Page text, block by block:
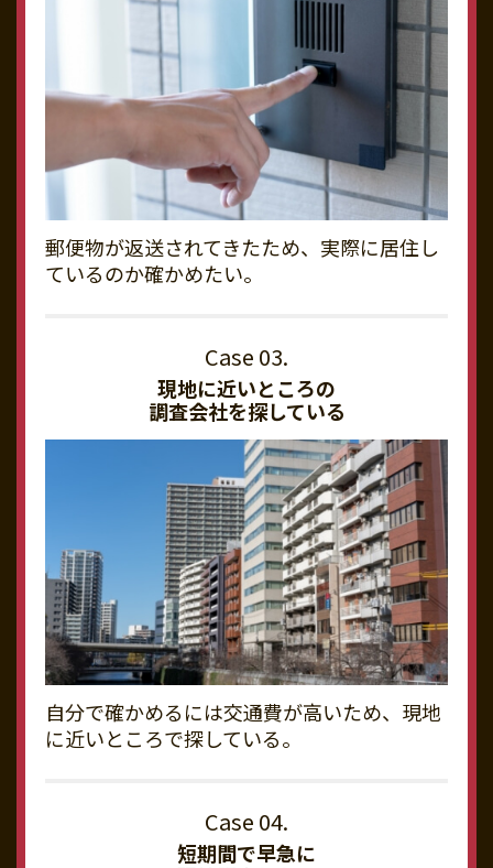
郵便物が返送されてきたため、実際に居住し
ているのか確かめたい。
現地に近いところの
調査会社を探している
自分で確かめるには交通費が高いため、現地
に近いところで探している。
短期間で早急に